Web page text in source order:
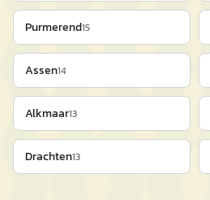
Purmerend15
Assen14
Alkmaar13
Drachten13